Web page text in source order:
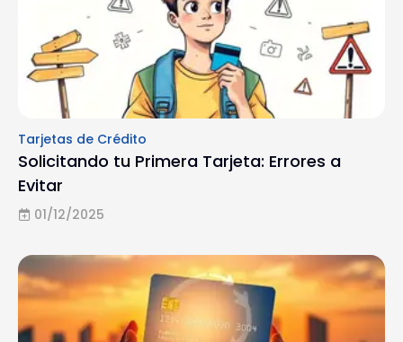
Tarjetas de Crédito
Solicitando tu Primera Tarjeta: Errores a
Evitar
01/12/2025